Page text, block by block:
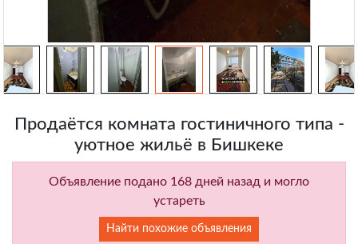
Продаётся комната гостиничного типа -
уютное жильё в Бишкеке
Объявление подано 168 дней назад и могло
устареть
Найти похожие объявления